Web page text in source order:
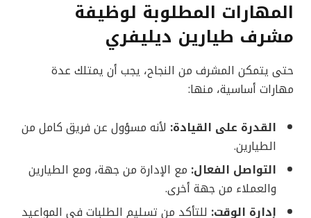
المهارات المطلوبة لوظيفة
مشرف طيارين ديليفري
حتى يتمكن المشرف من النجاح، يجب أن يمتلك عدة
مهارات أساسية، منها:
القدرة على القيادة: لأنه مسؤول عن فريق كامل من
الطيارين.
التواصل الفعال: مع الإدارة من جهة، ومع الطيارين
والعملاء من جهة أخرى.
إدارة الوقت: للتأكد من تسليم الطلبات في المواعيد